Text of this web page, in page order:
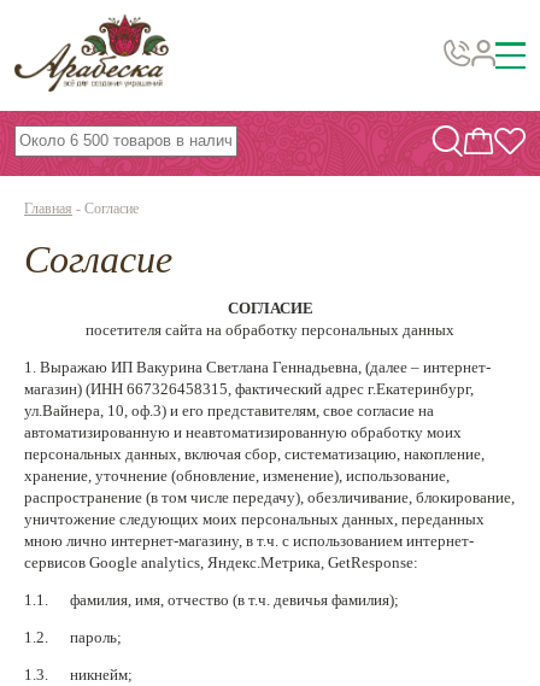
Бусины, подвески, декор
Бисер
Фурнитура
Эпоксидная смола
Шнуры, ленты, нитки
По темам и сезонам
Бисер TOHO
Проволока
Главная - Согласие
Согласие
СОГЛАСИЕ
посетителя сайта на обработку персональных данных
1. Выражаю ИП Вакурина Светлана Геннадьевна, (далее – интернет-
магазин) (ИНН 667326458315, фактический адрес г.Екатеринбург,
ул.Вайнера, 10, оф.3) и его представителям, свое согласие на
автоматизированную и неавтоматизированную обработку моих
персональных данных, включая сбор, систематизацию, накопление,
хранение, уточнение (обновление, изменение), использование,
распространение (в том числе передачу), обезличивание, блокирование,
уничтожение следующих моих персональных данных, переданных
мною лично интернет-магазину, в т.ч. с использованием интернет-
сервисов Google analytics, Яндекс.Метрика, GetResponse:
1.1. фамилия, имя, отчество (в т.ч. девичья фамилия);
1.2. пароль;
1.3. никнейм;